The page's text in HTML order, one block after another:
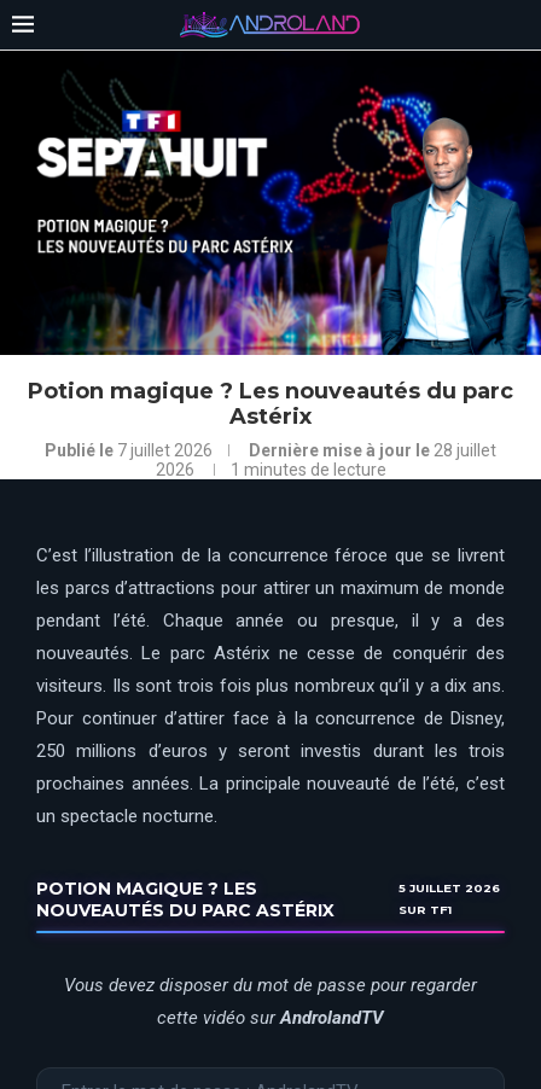
Potion magique ? Les nouveautés du parc
Astérix
Publié le 7 juillet 2026 Dernière mise à jour le 28 juillet
2026
1 minutes de lecture
C’est l’illustration de la concurrence féroce que se livrent
les parcs d’attractions pour attirer un maximum de monde
pendant l’été. Chaque année ou presque, il y a des
nouveautés. Le parc Astérix ne cesse de conquérir des
visiteurs. Ils sont trois fois plus nombreux qu’il y a dix ans.
Pour continuer d’attirer face à la concurrence de Disney,
250 millions d’euros y seront investis durant les trois
prochaines années. La principale nouveauté de l’été, c’est
un spectacle nocturne.
POTION MAGIQUE ? LES
NOUVEAUTÉS DU PARC ASTÉRIX
5 JUILLET 2026
SUR TF1
Vous devez disposer du mot de passe pour regarder
cette vidéo surAndrolandTV